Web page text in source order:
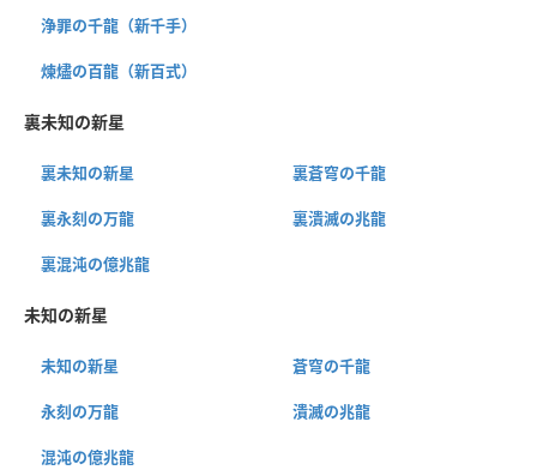
浄罪の千龍（新千手）
煉燼の百龍（新百式）
裏未知の新星
裏未知の新星 裏蒼穹の千龍
裏永刻の万龍 裏潰滅の兆龍
裏混沌の億兆龍
未知の新星
未知の新星 蒼穹の千龍
永刻の万龍 潰滅の兆龍
混沌の億兆龍